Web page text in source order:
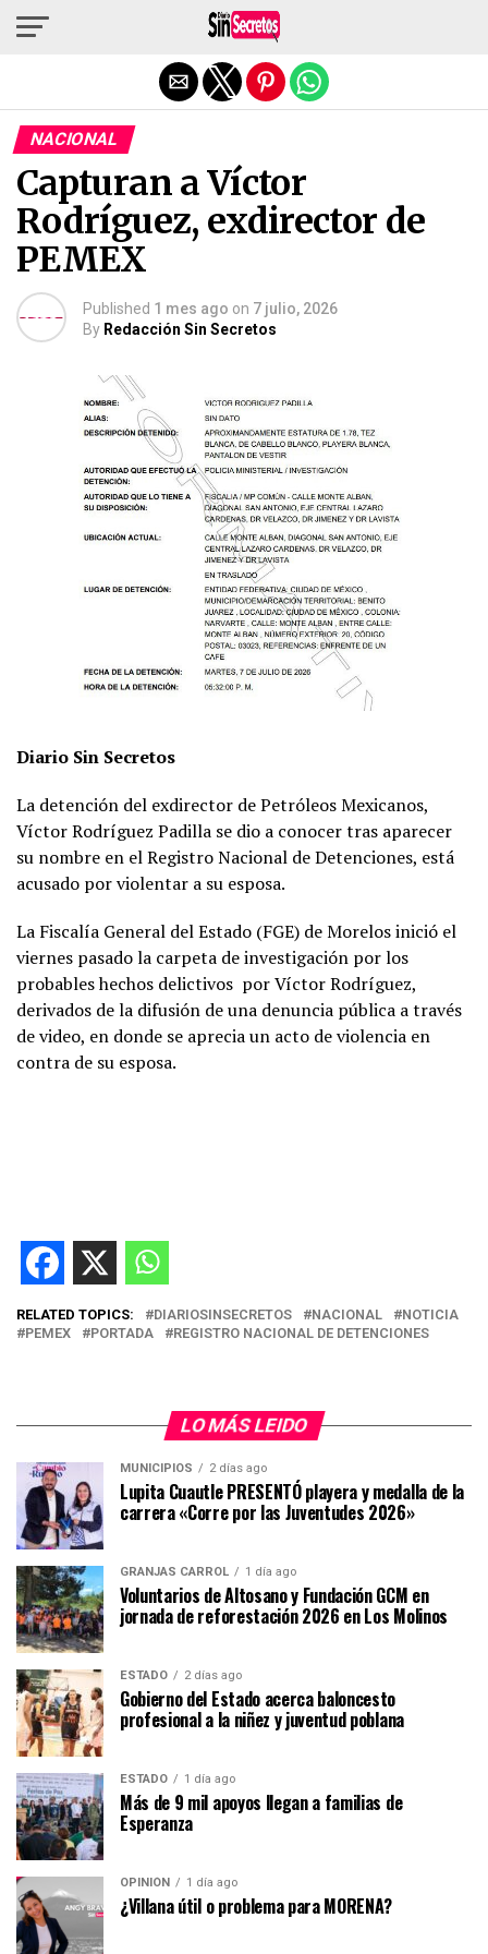
NACIONAL
Capturan a Víctor
Rodríguez, exdirector de
PEMEX
Published 1 mes ago on 7 julio, 2026
By Redacción Sin Secretos
Diario Sin Secretos
La detención del exdirector de Petróleos Mexicanos,
Víctor Rodríguez Padilla se dio a conocer tras aparecer
su nombre en el Registro Nacional de Detenciones, está
acusado por violentar a su esposa.
La Fiscalía General del Estado (FGE) de Morelos inició el
viernes pasado la carpeta de investigación por los
probables hechos delictivos por Víctor Rodríguez,
derivados de la difusión de una denuncia pública a través
de video, en donde se aprecia un acto de violencia en
contra de su esposa.
RELATED TOPICS: DIARIOSINSECRETOS NACIONAL
NOTICIA
PEMEX
PORTADA REGISTRO NACIONAL DE DETENCIONES
LO MÁS LEIDO
MUNICIPIOS 2 días ago
Lupita Cuautle PRESENTÓ playera y medalla de la
carrera «Corre por las Juventudes 2026»
GRANJAS CARROL 1 día ago
Voluntarios de Altosano y Fundación GCM en
jornada de reforestación 2026 en Los Molinos
ESTADO 2 días ago
Gobierno del Estado acerca baloncesto
profesional a la niñez y juventud poblana
ESTADO 1 día ago
Más de 9 mil apoyos llegan a familias de
Esperanza
OPINIÓN 1 día ago
¿Villana útil o problema para MORENA?
Salir de la versión móvil